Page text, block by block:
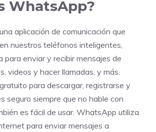
WhatsApp?
aplicación de comunicación que
nuestros teléfonos inteligentes,
para enviar y recibir mensajes de
videos y hacer llamadas, y más.
para descargar, registrarse y
seguro siempre que no hable con
es fácil de usar. WhatsApp utiliza
para enviar mensajes a